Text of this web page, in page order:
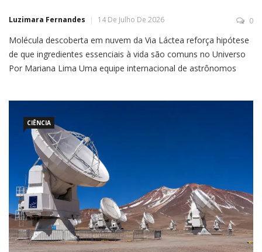
Luzimara Fernandes 14 De Julho De 2026 0
Molécula descoberta em nuvem da Via Láctea reforça hipótese
de que ingredientes essenciais à vida são comuns no Universo
Por Mariana Lima Uma equipe internacional de astrônomos
gás […]CIÊNCIA